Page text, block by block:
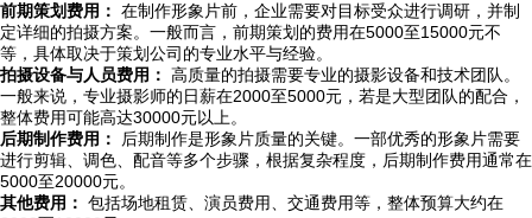
前期策划费用： 在制作形象片前，企业需要对目标受众进行调研，并制
定详细的拍摄方案。一般而言，前期策划的费用在5000至15000元不
等，具体取决于策划公司的专业水平与经验。
拍摄设备与人员费用： 高质量的拍摄需要专业的摄影设备和技术团队。
一般来说，专业摄影师的日薪在2000至5000元，若是大型团队的配合，
整体费用可能高达30000元以上。
后期制作费用：
后期制作是形象片质量的关键。一部优秀的形象片需要
进行剪辑、调色、配音等多个步骤，根据复杂程度，后期制作费用通常在
5000至20000元。
其他费用： 包括场地租赁、演员费用、交通费用等，整体预算大约在